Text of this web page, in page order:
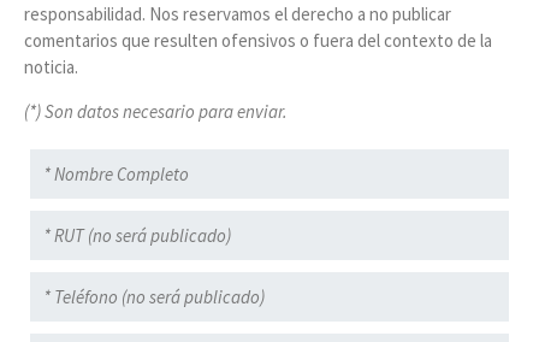
responsabilidad. Nos reservamos el derecho a no publicar
comentarios que resulten ofensivos o fuera del contexto de la
noticia.
(*) Son datos necesario para enviar.